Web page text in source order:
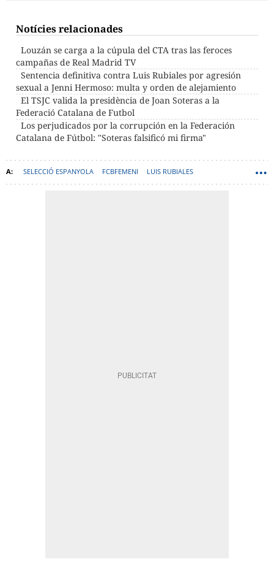
Notícies relacionades
Louzán se carga a la cúpula del CTA tras las feroces
campañas de Real Madrid TV
Sentencia definitiva contra Luis Rubiales por agresión
sexual a Jenni Hermoso: multa y orden de alejamiento
El TSJC valida la presidència de Joan Soteras a la
Federació Catalana de Futbol
Los perjudicados por la corrupción en la Federación
Catalana de Fútbol: "Soteras falsificó mi firma"
SELECCIÓ ESPANYOLA FCBFEMENI LUIS RUBIALES